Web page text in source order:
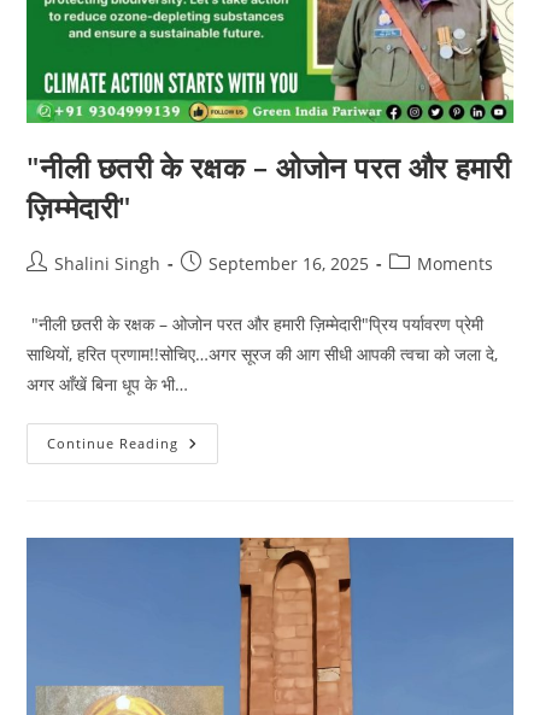
"नीली छतरी के रक्षक – ओजोन परत और हमारी
ज़िम्मेदारी"
PostShalini Singh
PostSeptember 16, 2025
PostMoments
"नीली छतरी के रक्षक – ओजोन परत और हमारी ज़िम्मेदारी"प्रिय पर्यावरण प्रेमी
साथियों, हरित प्रणाम!!सोचिए…अगर सूरज की आग सीधी आपकी त्वचा को जला दे,
अगर आँखें बिना धूप के भी…
Continue Reading "नीली
छतरी
परत
ज़िम्मेदारी"